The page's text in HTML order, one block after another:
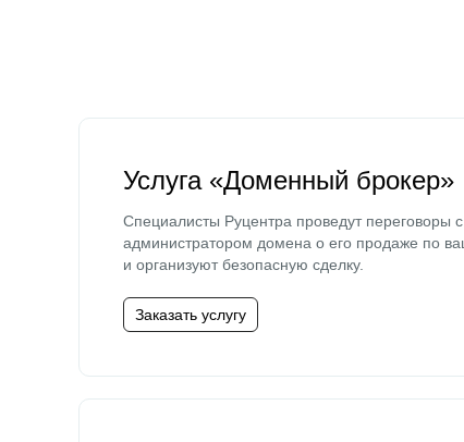
Услуга «Доменный брокер»
Специалисты Руцентра проведут переговоры с
администратором домена о его продаже по
и организуют безопасную сделку.
Заказать услугу